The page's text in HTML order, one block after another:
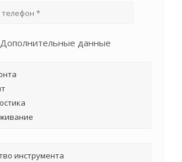
Дополнительные данные
инструмента